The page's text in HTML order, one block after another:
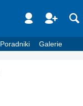
Poradniki Galerie